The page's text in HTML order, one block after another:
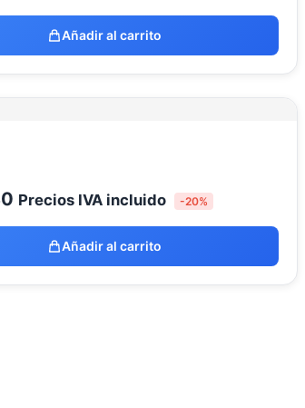
Añadir al carrito
El
actual
$ 80.
Precios IVA incluido -20%
Añadir al carrito